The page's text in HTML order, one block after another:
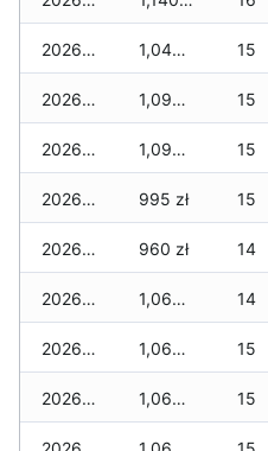
2026-07-22 1,040 zł 15
2026-07-21 1,095 zł 15
2026-07-20 1,095 zł 15
2026-07-18 995 zł 15
2026-07-17 960 zł 14
2026-07-16 1,060 zł 14
2026-07-15 1,060 zł 15
2026-07-14 1,060 zł 15